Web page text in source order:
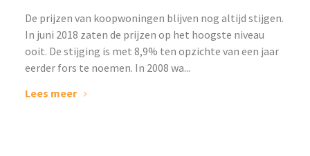
De prijzen van koopwoningen blijven nog altijd stijgen.
In juni 2018 zaten de prijzen op het hoogste niveau
ooit. De stijging is met 8,9% ten opzichte van een jaar
eerder fors te noemen. In 2008 wa...
Lees meer